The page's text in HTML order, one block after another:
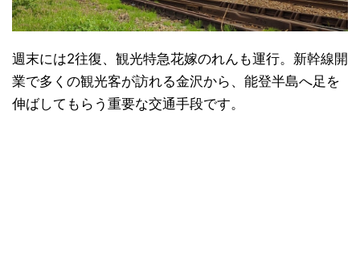
週末には2往復、観光特急花嫁のれんも運行。新幹線開
業で多くの観光客が訪れる金沢から、能登半島へ足を
伸ばしてもらう重要な交通手段です。